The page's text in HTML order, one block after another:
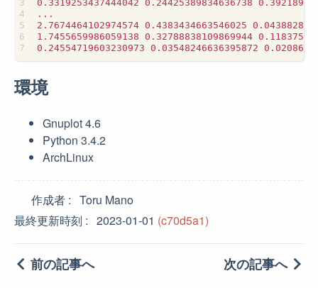
環境
Gnuplot 4.6
Python 3.4.2
ArchLinux
作成者
Toru Mano
最終更新時刻
2023-01-01 (c70d5a1)
前の記事へ 次の記事へ